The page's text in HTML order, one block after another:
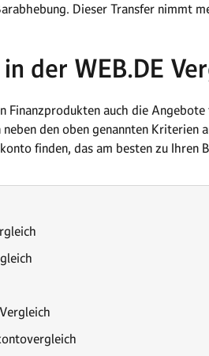
Dieser Transfer nimmt
der WEB.DE
Finanzprodukten auch die
den oben genannten Kriterien
finden, das am besten zu Ihren